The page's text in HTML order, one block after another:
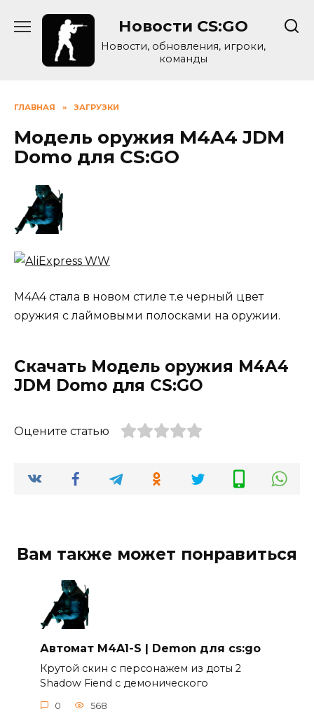
Новости CS:GO
Новости, обновления, игроки,
команды
ГЛАВНАЯ » ЗАГРУЗКИ
Модель оружия M4A4 JDM
Domo для CS:GO
М4A4 стала в новом стиле т.е черный цвет
оружия с лаймовыми полосками на оружии.
Скачать Модель оружия M4A4
JDM Domo для CS:GO
Оцените статью
Вам также может понравиться
Автомат M4A1-S | Demon для cs:go
Крутой скин c персонажем из доты 2
Shadow Fiend c демонического
0 568